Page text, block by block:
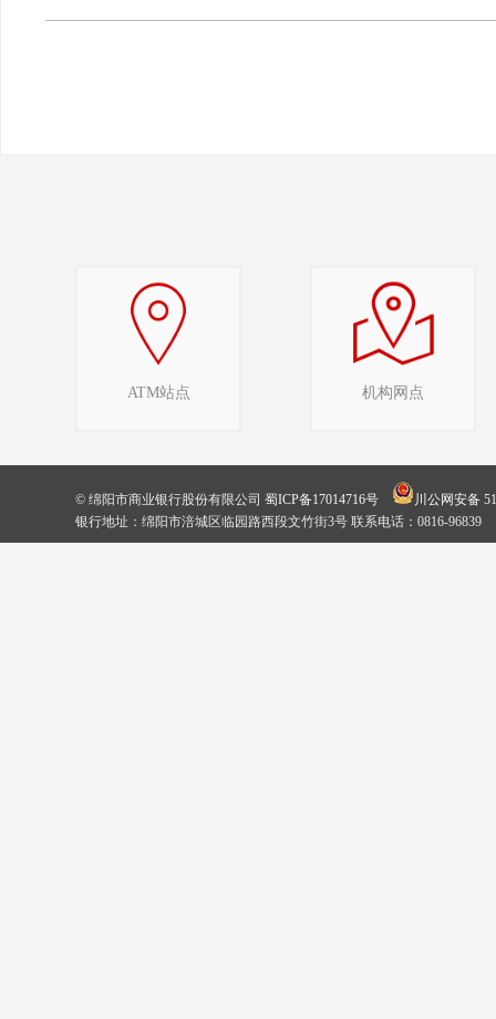
ATM站点 机构网点
© 绵阳市商业银行股份有限公司 蜀ICP备17014716号
川公网安备
银行地址：绵阳市涪城区临园路西段文竹街3号 联系电话：0816-96839